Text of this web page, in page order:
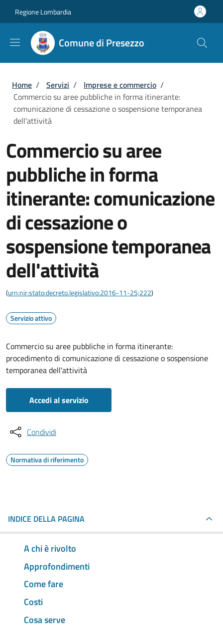
Regione Lombardia
Comune di Presezzo
Briciole di pane
Home / Servizi / Imprese e commercio /
Commercio su aree pubbliche in forma itinerante:
comunicazione di cessazione o sospensione temporanea
dell'attività
Commercio su aree
pubbliche in forma
itinerante: comunicazione
di cessazione o
sospensione temporanea
dell'attività
(urn:nir:stato:decreto.legislativo:2016-11-25;222)
Servizio attivo
Commercio su aree pubbliche in forma itinerante:
procedimento di comunicazione di cessazione o sospensione
temporanea dell'attività
Accedi al servizio
Condividi
Normativa di riferimento
INDICE DELLA PAGINA
A chi è rivolto
Approfondimenti
Come fare
Costi
Cosa serve